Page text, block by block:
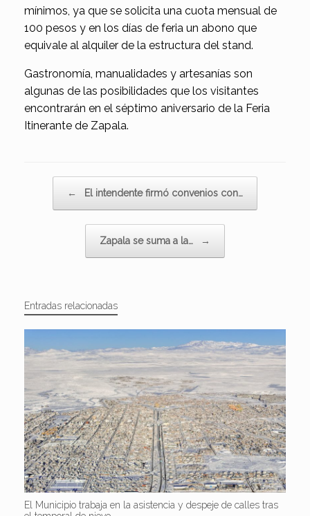
mínimos, ya que se solicita una cuota mensual de
100 pesos y en los días de feria un abono que
equivale al alquiler de la estructura del stand.
Gastronomía, manualidades y artesanías son
algunas de las posibilidades que los visitantes
encontrarán en el séptimo aniversario de la Feria
Itinerante de Zapala.
← El intendente firmó convenios con…
Zapala se suma a la… →
Entradas relacionadas
El Municipio trabaja en la asistencia y despeje de calles tras